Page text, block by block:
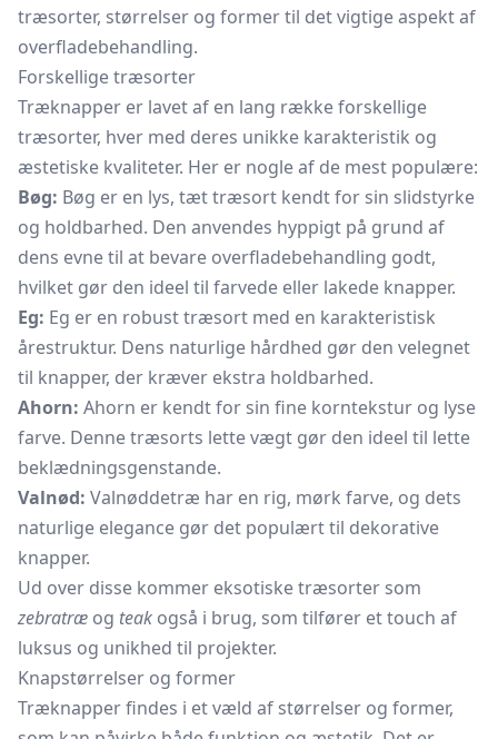
træsorter, størrelser og former til det vigtige aspekt af
overfladebehandling.
Forskellige træsorter
Træknapper er lavet af en lang række forskellige
træsorter, hver med deres unikke karakteristik og
æstetiske kvaliteter. Her er nogle af de mest populære:
Bøg: Bøg er en lys, tæt træsort kendt for sin slidstyrke
og holdbarhed. Den anvendes hyppigt på grund af
dens evne til at bevare overfladebehandling godt,
hvilket gør den ideel til farvede eller lakede knapper.
Eg: Eg er en robust træsort med en karakteristisk
årestruktur. Dens naturlige hårdhed gør den velegnet
til knapper, der kræver ekstra holdbarhed.
Ahorn: Ahorn er kendt for sin fine korntekstur og lyse
farve. Denne træsorts lette vægt gør den ideel til lette
beklædningsgenstande.
Valnød: Valnøddetræ har en rig, mørk farve, og dets
naturlige elegance gør det populært til dekorative
knapper.
Ud over disse kommer eksotiske træsorter som
zebratræ og teak også i brug, som tilfører et touch af
luksus og unikhed til projekter.
Knapstørrelser og former
Træknapper findes i et væld af størrelser og former,